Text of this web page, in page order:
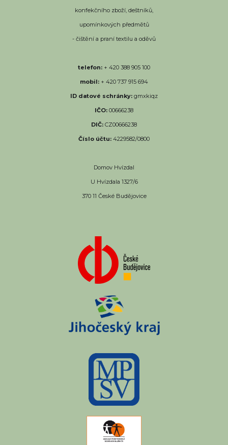
konfekčního zboží, deštníků,
upomínkových předmětů
- čištění a praní textilu a oděvů
telefon: + 420 388 905 100
mobil: + 420 737 915 694
ID datové schránky: gmxkiqz
IČO: 00666238
DIČ: CZ00666238
Číslo účtu: 4229582/0800
Domov Hvízdal
U Hvízdala 1327/6
370 11 České Budějovice